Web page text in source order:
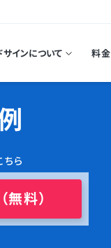
サインについて 料金
ら
無料）